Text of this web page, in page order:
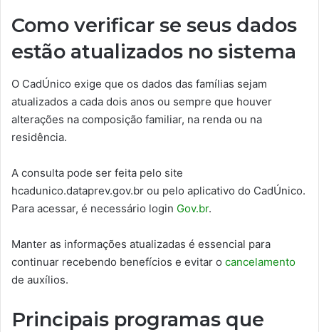
Como verificar se seus dados
estão atualizados no sistema
O CadÚnico exige que os dados das famílias sejam
atualizados a cada dois anos ou sempre que houver
alterações na composição familiar, na renda ou na
residência.
A consulta pode ser feita pelo site
hcadunico.dataprev.gov.br ou pelo aplicativo do CadÚnico.
Para acessar, é necessário login Gov.br.
Manter as informações atualizadas é essencial para
continuar recebendo benefícios e evitar o cancelamento
de auxílios.
Principais programas que